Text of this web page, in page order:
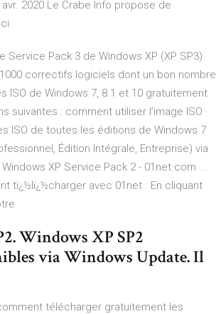
2020 Le Crabe Info propose de
Pack 3 de Windows XP (XP SP3)
correctifs logiciels dont un bon nombre
de Windows 7, 8.1 et 10 gratuitement
suivantes : comment utiliser l’image ISO
ISO de toutes les éditions de Windows 7
Édition Intégrale, Entreprise) via
XP Service Pack 2 - 01net.com ...
tï¿½lï¿½charger avec 01net . En cliquant
Windows XP SP2
via Windows Update. Il
télécharger gratuitement les